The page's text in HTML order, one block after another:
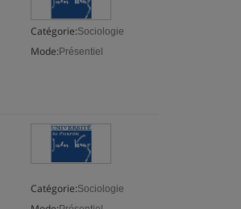
Catégorie:Sociologie
Mode: Présentiel
Catégorie:Sociologie